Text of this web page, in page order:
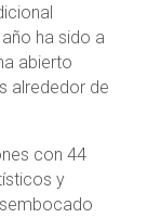
ha sido a
abierto
alrededor de
con 44
y